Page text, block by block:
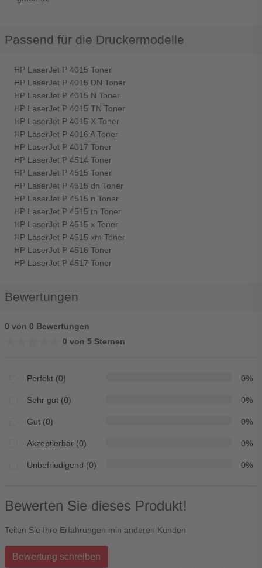
Passend für die Druckermodelle
HP LaserJet P 4015 Toner
HP LaserJet P 4015 DN Toner
HP LaserJet P 4015 N Toner
HP LaserJet P 4015 TN Toner
HP LaserJet P 4015 X Toner
HP LaserJet P 4016 A Toner
HP LaserJet P 4017 Toner
HP LaserJet P 4514 Toner
HP LaserJet P 4515 Toner
HP LaserJet P 4515 dn Toner
HP LaserJet P 4515 n Toner
HP LaserJet P 4515 tn Toner
HP LaserJet P 4515 x Toner
HP LaserJet P 4515 xm Toner
HP LaserJet P 4516 Toner
HP LaserJet P 4517 Toner
Bewertungen
0 von 0 Bewertungen
0 von 5 Sternen
Perfekt (0) 0%
Sehr gut (0) 0%
Gut (0) 0%
Akzeptierbar (0) 0%
Unbefriedigend (0) 0%
Bewerten Sie dieses Produkt!
Teilen Sie Ihre Erfahrungen min anderen Kunden
Bewertung schreiben